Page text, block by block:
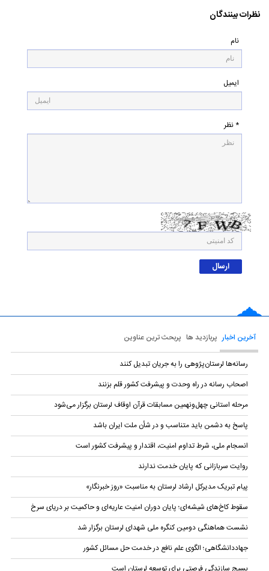
نظرات بینندگان
نام
ایمیل
* نظر
آخرین اخبار پربازدید ها پربحث ترین عناوین
رسانه‌ها لرستان‌پژوهی را به جریان تبدیل کنند
اصحاب رسانه در راه وحدت و پیشرفت کشور قلم بزنند
مرحله استانی چهل‌ونهمین مسابقات قرآن اوقاف لرستان برگزار می‌شود
پاسخ به دشمن باید متناسب و در شأن ملت ایران باشد
انسجام ملی، شرط تداوم امنیت، اقتدار و پیشرفت کشور است
روایت سربازانی که پایان خدمت ندارند
پیام تبریک مدیرکل ارشاد لرستان به مناسبت «روز خبرنگار»
سقوط کاخ‌های شیشه‌ای؛ پایان دوران امنیت عاریه‌ای و حاکمیت بر دریای سرخ
نشست هماهنگی دومین کنگره ملی شهدای لرستان برگزار شد
جهاددانشگاهی؛ الگوی علم نافع در خدمت حل مسائل کشور
بسیج سازندگی فرصتی برای توسعه لرستان است